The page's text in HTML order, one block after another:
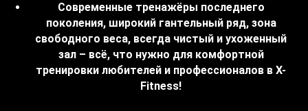
Современные тренажёры последнего
поколения, широкий гантельный ряд, зона
свободного веса, всегда чистый и ухоженный
зал – всё, что нужно для комфортной
тренировки любителей и профессионалов в X-
Fitness!